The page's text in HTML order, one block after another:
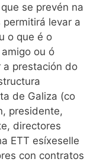
se prevén na
levar a
o que é o
ou ó
prestación do
de Galiza (co
presidente,
directores
ETT esíxeselle
con contratos